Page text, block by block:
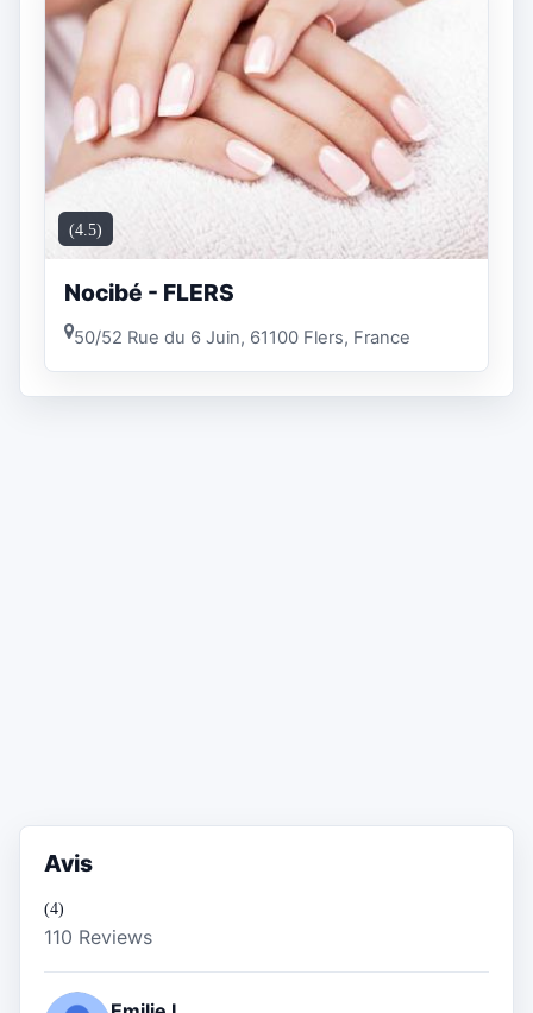
(4.5)
Nocibé - FLERS
50/52 Rue du 6 Juin, 61100 Flers, France
Avis
(4)
110 Reviews